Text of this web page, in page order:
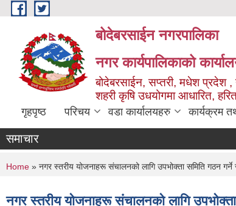
Skip to main content
बोदेबरसाईन नगरपालिका
नगर कार्यपालिकाको
बोदेबरसाईन, सप्तरी, मधेश प्रदेश
शहरी कृषि उधयोगमा आधारित,
गृहपृष्ठ परिचय वडा कार्यालयहरु कार्यक्रम
समाचार
You are here
Home » नगर स्तरीय योजनाहरू संचालनको लागि उपभोक्ता समिति गठन गर्ने
नगर स्तरीय योजनाहरू संचालनको लागि